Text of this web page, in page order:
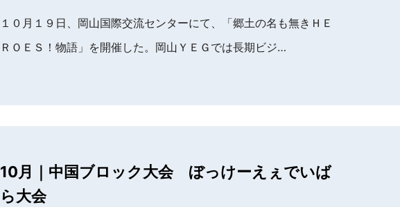
１０月１９日、岡山国際交流センターにて、「郷土の名も無きＨＥ
ＲＯＥＳ！物語」を開催した。岡山ＹＥＧでは長期ビジ…
10月｜中国ブロック大会 ぼっけーえぇでいば
ら大会